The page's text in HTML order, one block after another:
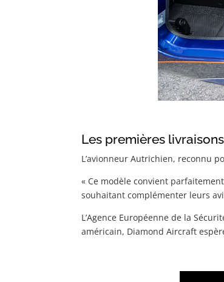
Les premières
L’avionneur Autrichien, reconnu
« Ce modèle convient
souhaitant complémenter leurs
L’Agence Européenne de la
américain, Diamond Aircraft